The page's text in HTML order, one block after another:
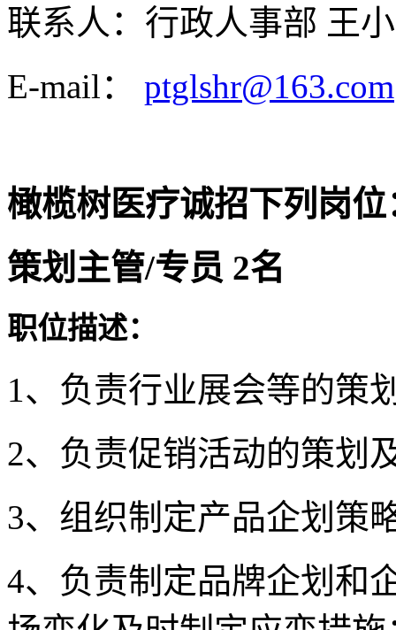
联系人：行政人事部 王
E-mail： ptglshr@163.com
橄榄树医疗诚招下列岗位
策划主管/专员 2名
职位描述：
1、负责行业展会等的策
2、负责促销活动的策划
3、组织制定产品企划策
4、负责制定品牌企划和